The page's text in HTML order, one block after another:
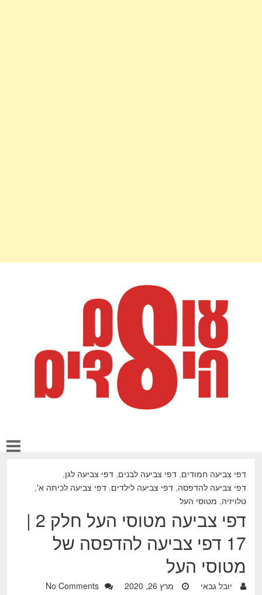
דפי צביעה חמודים, דפי צביעה לבנים, דפי צביעה לגן,
דפי צביעה להדפסה, דפי צביעה לילדים, דפי צביעה לכיתה א',
טלויזיה, מטוסי העל
דפי צביעה מטוסי העל חלק 2 |
17 דפי צביעה להדפסה של
מטוסי העל
יובל גבאי מרץ 26, 2020 No Comments